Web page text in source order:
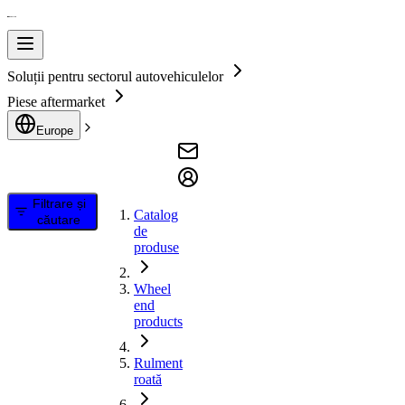
Soluții pentru sectorul autovehiculelor
Piese aftermarket
Europe
Filtrare și
căutare
Catalog
de
produse
Wheel
end
products
Rulment
roată